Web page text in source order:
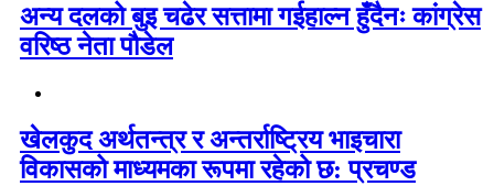
अन्य दलको बुइ चढेर सत्तामा गईहाल्न हुँदैनः कांग्रेस
वरिष्ठ नेता पौडेल
खेलकुद अर्थतन्त्र र अन्तर्राष्ट्रिय भाइचारा
विकासको माध्यमका रूपमा रहेको छ: प्रचण्ड